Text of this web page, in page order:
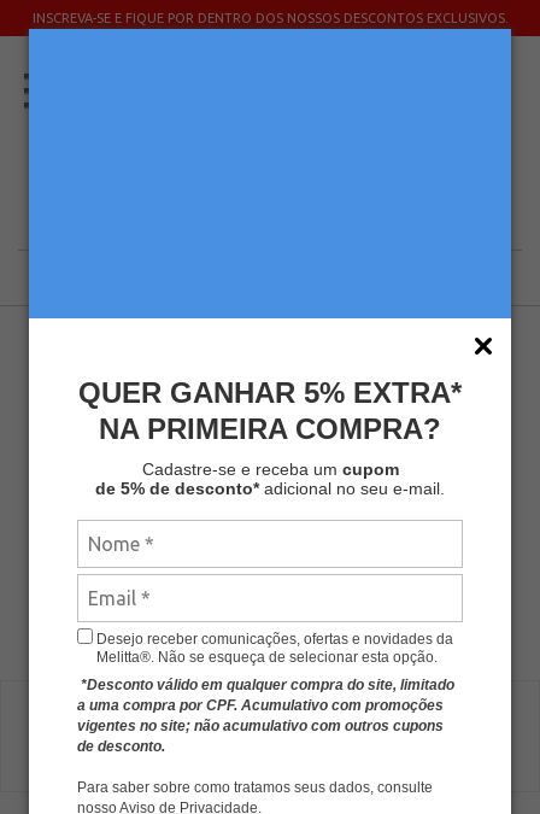
QUER GANHAR 5% EXTRA*
NA PRIMEIRA COMPRA?
Cadastre-se e receba um cupom
de 5% de desconto*adicional no seu e-mail.
Desejo receber comunicações, ofertas e novidades da
Melitta®. Não se esqueça de selecionar esta opção.
*Desconto válido em qualquer compra do site, limitado
a uma compra por CPF. Acumulativo com promoções
vigentes no site; não acumulativo com outros cupons
de desconto.
Para saber sobre como tratamos seus dados, consulte
nossoAviso de Privacidade.
INSCREVA-SE E FIQUE POR DENTRO DOS NOSSOS DESCONTOS EXCLUSIVOS.
Caneca Vermelha Melitta® 290mL
Produto Esgotado